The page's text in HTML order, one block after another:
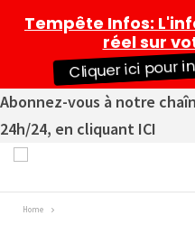
Abonnez-vous à notre
24h/24, en cliquant ICI
Home
Tempête Infos:
réel sur
Cliquer ici pour